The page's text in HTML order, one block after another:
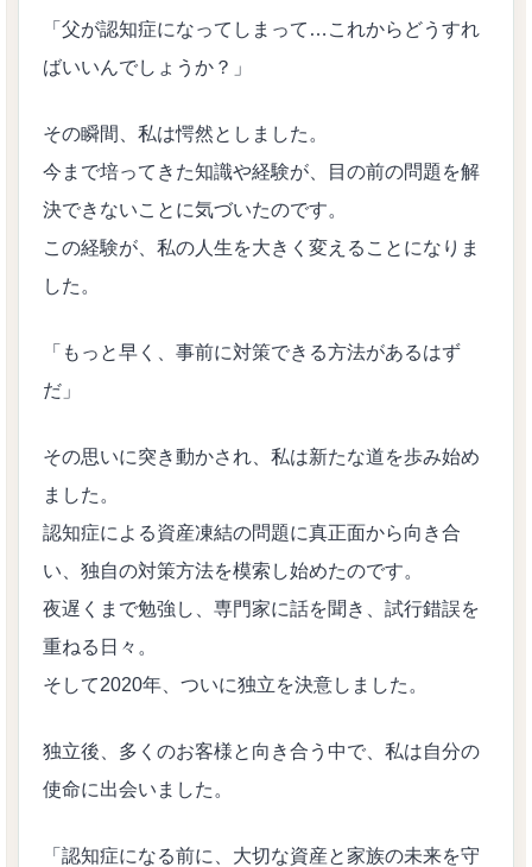
「父が認知症になってしまって…これからどうすれ
ばいいんでしょうか？」
その瞬間、私は愕然としました。
今まで培ってきた知識や経験が、目の前の問題を解
決できないことに気づいたのです。
この経験が、私の人生を大きく変えることになりま
した。
「もっと早く、事前に対策できる方法があるはず
だ」
その思いに突き動かされ、私は新たな道を歩み始め
ました。
認知症による資産凍結の問題に真正面から向き合
い、独自の対策方法を模索し始めたのです。
夜遅くまで勉強し、専門家に話を聞き、試行錯誤を
重ねる日々。
そして2020年、ついに独立を決意しました。
独立後、多くのお客様と向き合う中で、私は自分の
使命に出会いました。
「認知症になる前に、大切な資産と家族の未来を守